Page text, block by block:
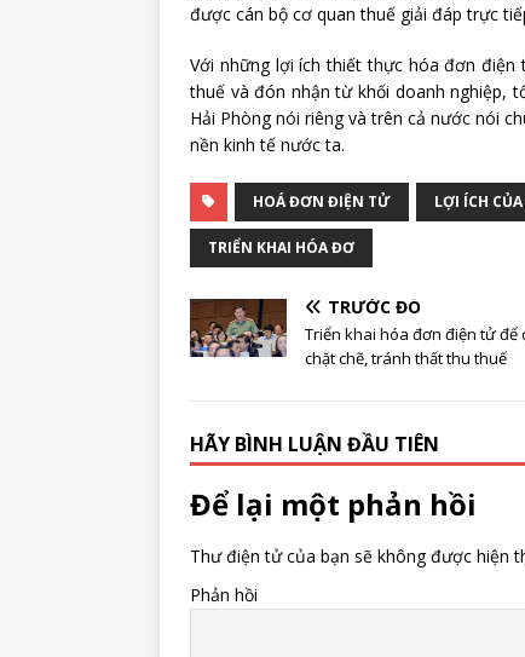
được cán bộ cơ quan thuế giải đáp trực
Với những lợi ích thiết thực hóa đơn
thuế và đón nhận từ khối doanh nghiệp,
Hải Phòng nói riêng và trên cả nước nói
nền kinh tế nước ta.
HOÁ ĐƠN ĐIỆN TỬ LỢI ÍCH
TRIỂN KHAI HÓA ĐƠ
TRƯỚC ĐÓ
Triển khai hóa đơn điện tử để
chặt chẽ, tránh thất thu thuế
HÃY BÌNH LUẬN ĐẦU TIÊN
Để lại một phản hồi
Thư điện tử của bạn sẽ không được hiện
Phản hồi